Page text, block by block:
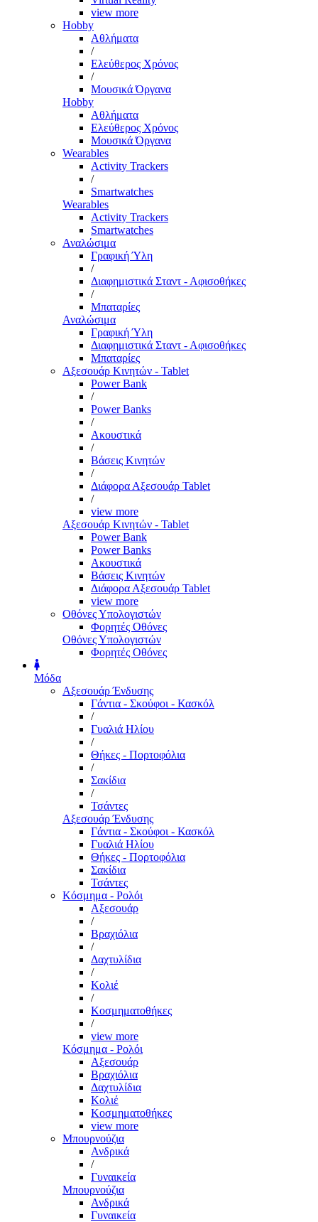
view more
Hobby
Αθλήματα
/
Ελεύθερος Χρόνος
/
Μουσικά Όργανα
Hobby
Αθλήματα
Ελεύθερος Χρόνος
Μουσικά Όργανα
Wearables
Activity Trackers
/
Smartwatches
Wearables
Activity Trackers
Smartwatches
Αναλώσιμα
Γραφική Ύλη
/
Διαφημιστικά Σταντ - Αφισοθήκες
/
Μπαταρίες
Αναλώσιμα
Γραφική Ύλη
Διαφημιστικά Σταντ - Αφισοθήκες
Μπαταρίες
Αξεσουάρ Κινητών - Tablet
Power Bank
/
Power Banks
/
Ακουστικά
/
Βάσεις Κινητών
/
Διάφορα Αξεσουάρ Tablet
/
view more
Αξεσουάρ Κινητών - Tablet
Power Bank
Power Banks
Ακουστικά
Βάσεις Κινητών
Διάφορα Αξεσουάρ Tablet
view more
Οθόνες Υπολογιστών
Φορητές Οθόνες
Οθόνες Υπολογιστών
Φορητές Οθόνες
Μόδα
Αξεσουάρ Ένδυσης
Γάντια - Σκούφοι - Κασκόλ
/
Γυαλιά Ηλίου
/
Θήκες - Πορτοφόλια
/
Σακίδια
/
Τσάντες
Αξεσουάρ Ένδυσης
Γάντια - Σκούφοι - Κασκόλ
Γυαλιά Ηλίου
Θήκες - Πορτοφόλια
Σακίδια
Τσάντες
Κόσμημα - Ρολόι
Αξεσουάρ
/
Βραχιόλια
/
Δαχτυλίδια
/
Κολιέ
/
Κοσμηματοθήκες
/
view more
Κόσμημα - Ρολόι
Αξεσουάρ
Βραχιόλια
Δαχτυλίδια
Κολιέ
Κοσμηματοθήκες
view more
Μπουρνούζια
Ανδρικά
/
Γυναικεία
Μπουρνούζια
Ανδρικά
Γυναικεία